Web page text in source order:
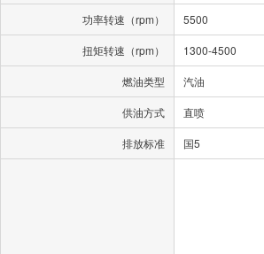
功率转速（rpm） 5500
扭矩转速（rpm） 1300-4500
燃油类型 汽油
供油方式 直喷
排放标准 国5